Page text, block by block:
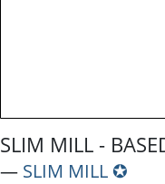
SLIM MILL -
― SLIM MILL ✪